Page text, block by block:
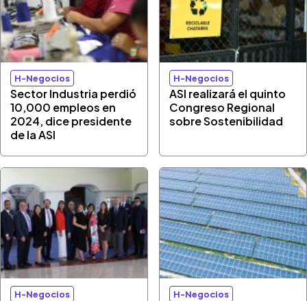
H-Negocios
Sector Industria perdió
10,000 empleos en
2024, dice presidente
de la ASI
H-Negocios
ASI realizará el quinto
Congreso Regional
sobre Sostenibilidad
H-Negocios H-Negocios